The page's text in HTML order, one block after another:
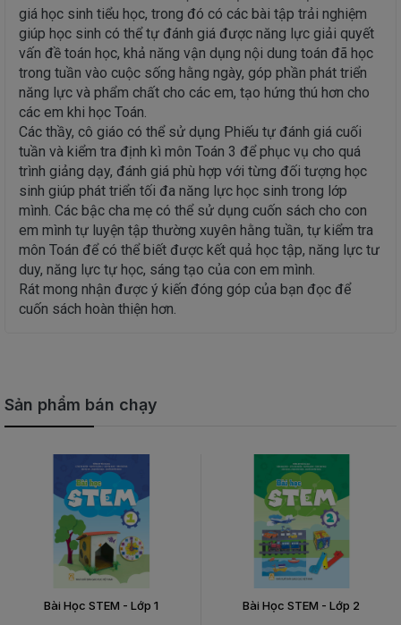
giá học sinh tiểu học, trong đó có các bài tập trải nghiệm
giúp học sinh có thể tự đánh giá được năng lực giải quyết
vấn đề toán học, khả năng vận dụng nội dung toán đã học
trong tuần vào cuộc sống hằng ngày, góp phần phát triển
năng lực và phẩm chất cho các em, tạo hứng thú hơn cho
các em khi học Toán.
Các thầy, cô giáo có thể sử dụng Phiếu tự đánh giá cuối
tuần và kiểm tra định kì môn Toán 3 để phục vụ cho quá
trình giảng dạy, đánh giá phù hợp với từng đối tượng học
sinh giúp phát triển tối đa năng lực học sinh trong lớp
mình. Các bậc cha mẹ có thể sử dụng cuốn sách cho con
em mình tự luyện tập thường xuyên hằng tuần, tự kiểm tra
môn Toán để có thể biết được kết quả học tập, năng lực tư
duy, năng lực tự học, sáng tạo của con em mình.
Rát mong nhận được ý kiến đóng góp của bạn đọc để
cuốn sách hoàn thiện hơn.
Sản phẩm bán chạy
Bài Học STEM - Lớp 1 Bài Học STEM - Lớp 2